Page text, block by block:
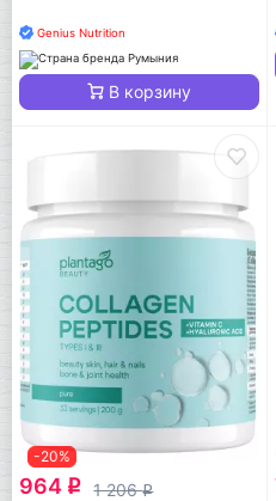
Genius Nutrition
В корзину
-20%
964 q 1 206q